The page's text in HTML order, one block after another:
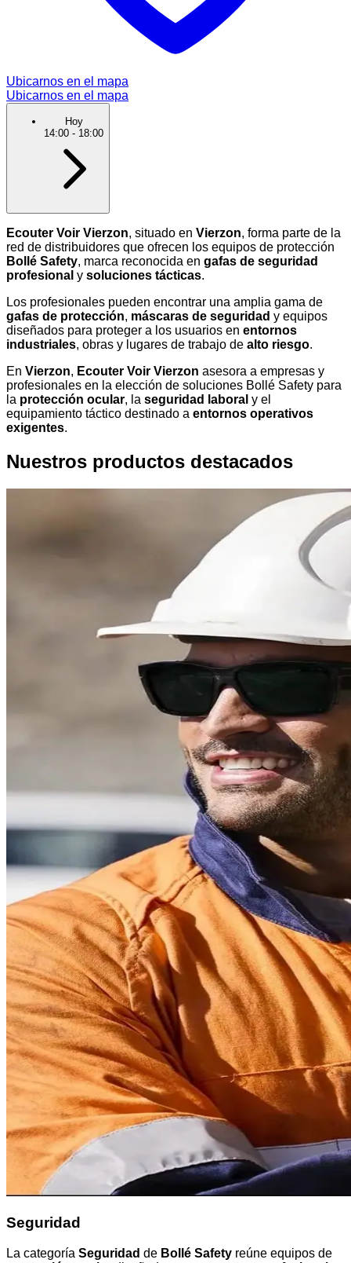
Ubicarnos en el mapa
Ubicarnos en el mapa
Hoy
14:00 - 18:00
Ecouter Voir Vierzon, situado en Vierzon, forma parte de la
red de distribuidores que ofrecen los equipos de protección
Bollé Safety, marca reconocida en gafas de seguridad
profesional y soluciones tácticas.
Los profesionales pueden encontrar una amplia gama de
gafas de protección, máscaras de seguridad y equipos
diseñados para proteger a los usuarios en entornos
industriales, obras y lugares de trabajo de alto riesgo.
En Vierzon, Ecouter Voir Vierzon asesora a empresas y
profesionales en la elección de soluciones Bollé Safety para
la protección ocular, la seguridad laboral y el
equipamiento táctico destinado a entornos operativos
exigentes.
Nuestros productos destacados
Seguridad
La categoría Seguridad de Bollé Safety reúne equipos de